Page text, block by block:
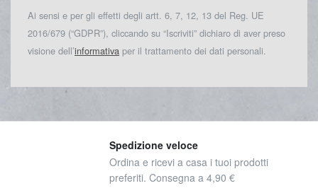
Ai sensi e per gli effetti degli artt. 6, 7, 12, 13 del Reg. UE
2016/679 (“GDPR”), cliccando su “Iscriviti” dichiaro di aver preso
visione dell’informativa per il trattamento dei dati personali.
Spedizione veloce
Ordina e ricevi a casa i tuoi prodotti
preferiti. Consegna a 4,90 €